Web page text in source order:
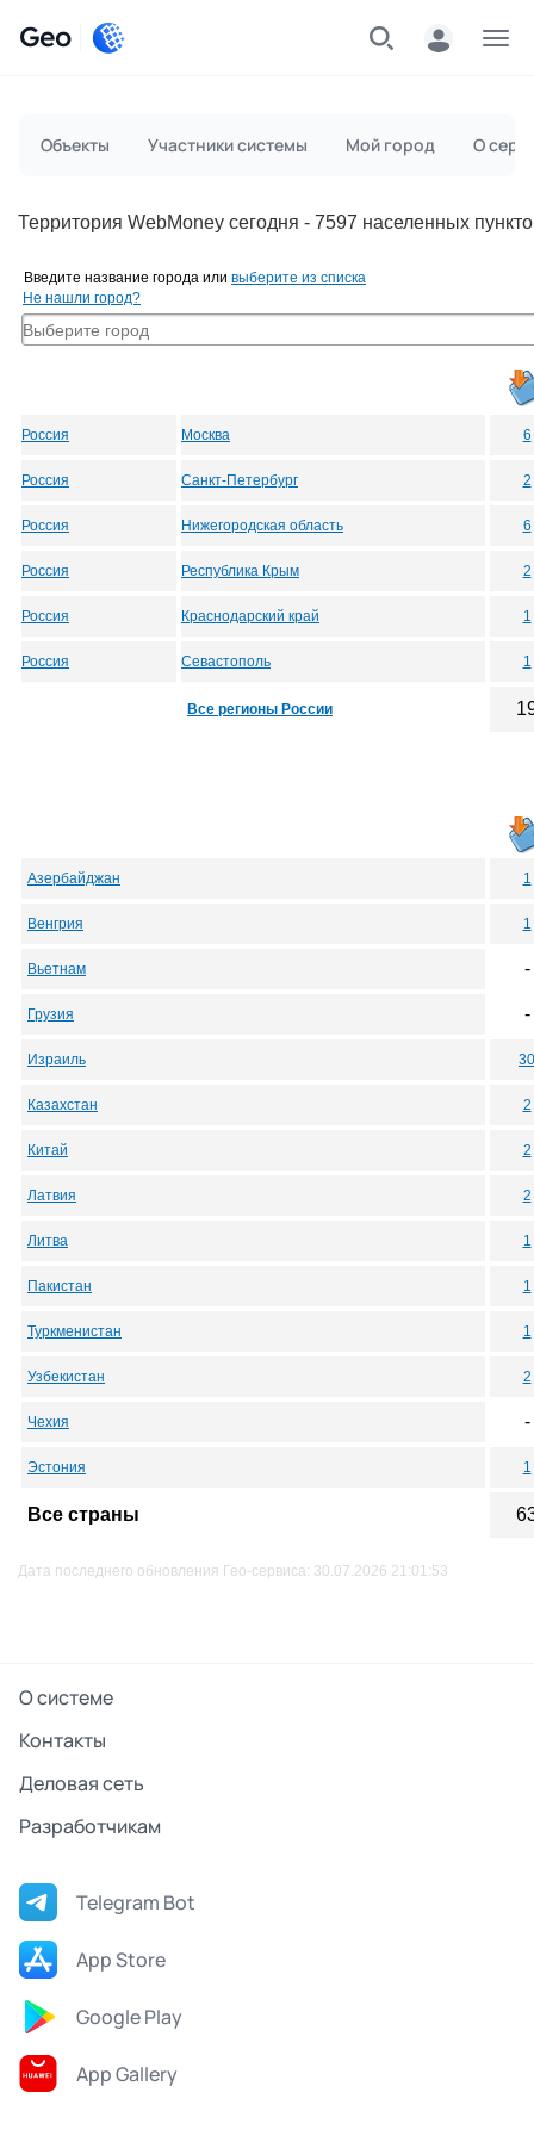
Geo
Объекты Участники системы Мой город О
Территория WebMoney сегодня - 7597 населенных
Введите название города или выберите из списка
Не нашли город?
Россия Москва 6
Россия Санкт-Петербург 2
Россия Нижегородская область 6
Россия Республика Крым 2
Россия Краснодарский край 1
Россия Севастополь 1
Все регионы России
Азербайджан 1
Венгрия 1
Вьетнам -
Грузия -
Израиль 30
Казахстан 2
Китай 2
Латвия 2
Литва 1
Пакистан 1
Туркменистан 1
Узбекистан 2
Чехия -
Эстония 1
Все страны
Дата последнего обновления Гео-сервиса: 30.07.2026 21:01:53
О системе
Контакты
Деловая сеть
Разработчикам
Telegram Bot
App Store
Google Play
App Gallery